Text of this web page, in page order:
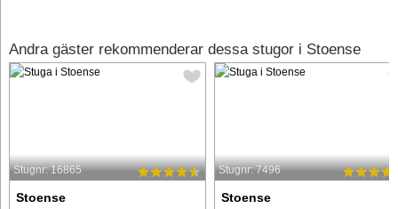
Andra gäster rekommenderar dessa stugor i Stoense
Stugnr: 16865
Stoense
Stugnr: 7496
Stoense